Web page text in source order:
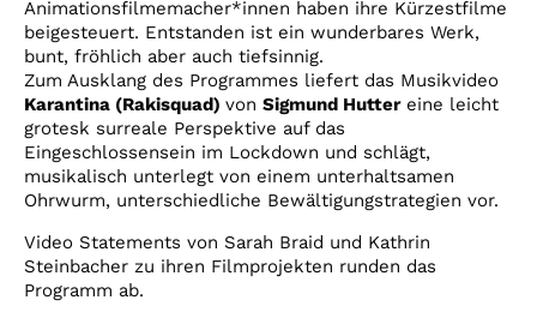
Animationsfilmemacher*innen haben ihre Kürzestfilme
beigesteuert. Entstanden ist ein wunderbares Werk,
bunt, fröhlich aber auch tiefsinnig.
Zum Ausklang des Programmes liefert das Musikvideo
Karantina (Rakisquad) von Sigmund Huttereine leicht
grotesk surreale Perspektive auf das
Eingeschlossensein im Lockdown und schlägt,
musikalisch unterlegt von einem unterhaltsamen
Ohrwurm, unterschiedliche Bewältigungstrategien vor.
Video Statements von Sarah Braid und Kathrin
Steinbacher zu ihren Filmprojekten runden das
Programm ab.